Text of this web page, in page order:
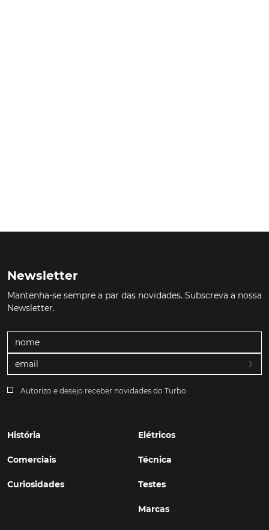
Newsletter
Mantenha-se sempre a par das novidades. Subscreva a nossa
Newsletter.
Autorizo e desejo receber novidades do Turbo.
História
Comerciais
Curiosidades
Elétricos
Técnica
Testes
Marcas